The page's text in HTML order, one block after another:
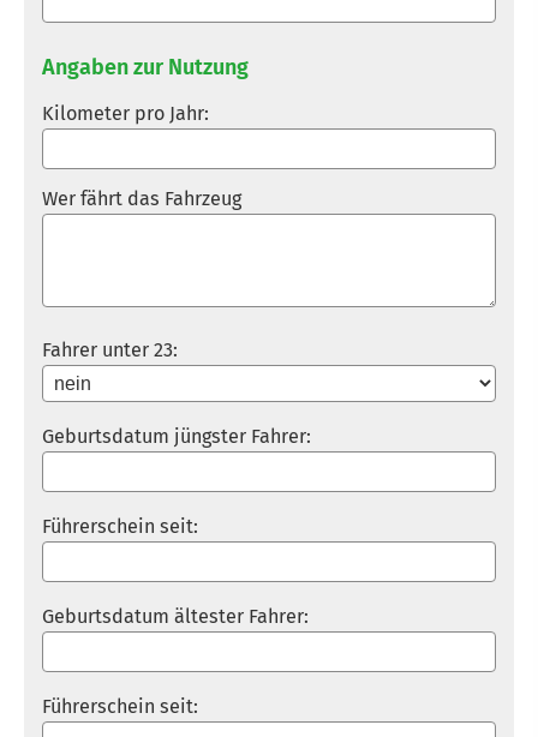
Angaben zur Nutzung
Kilometer pro Jahr:
Wer fährt das Fahrzeug
Fahrer unter 23:
Geburts­datum jüngster Fahrer:
Führerschein seit:
Geburts­datum ältester Fahrer:
Führerschein seit: